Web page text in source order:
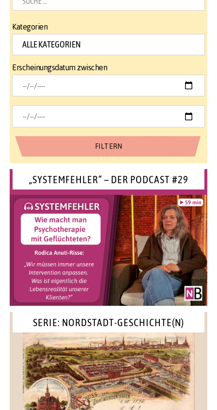
Kategorien
Erscheinungsdatum zwischen
„SYSTEMFEHLER“ – DER PODCAST #29
SERIE: NORDSTADT-GESCHICHTE(N)